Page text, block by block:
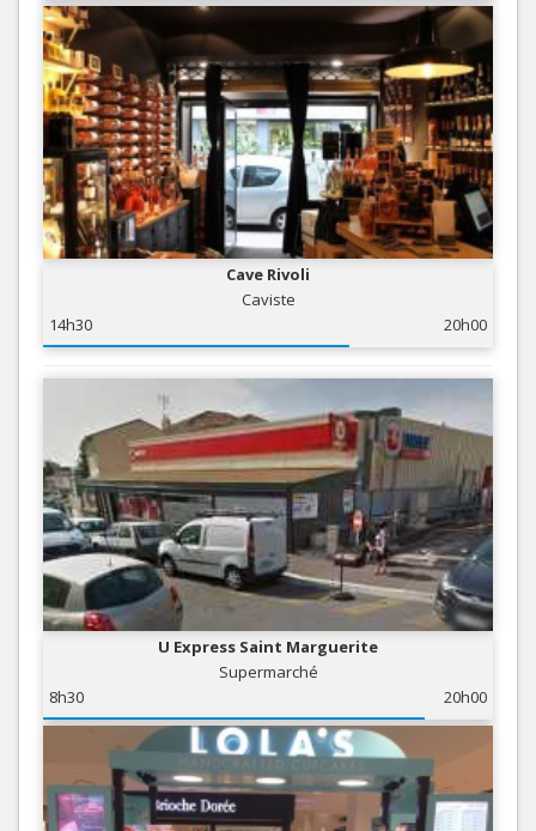
Cave Rivoli
Caviste
14h30
20h00
U Express Saint Marguerite
Supermarché
8h30
20h00